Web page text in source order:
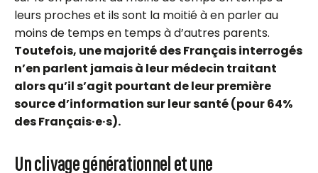
leurs proches et ils sont la moitié à en parler au
moins de temps en temps à d’autres parents.
Toutefois, une majorité des Français interrogés
n’en parlent jamais à leur médecin traitant
alors qu’il s’agit pourtant de leur première
source d’information sur leur santé (pour 64%
des Français·e·s).
Un clivage générationnel et une